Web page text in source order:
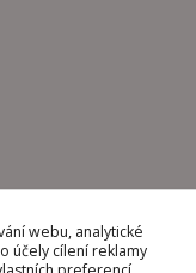
webu, analytické
účely cílení reklamy